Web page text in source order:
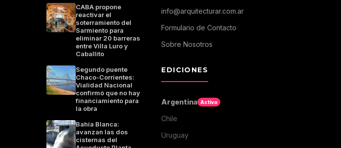
CABA propone
reactivar el
soterramiento del
Sarmiento para
eliminar 20 barreras
entre Villa Luro y
Caballito
Segundo puente
Chaco-Corrientes:
Vialidad Nacional
confirmó que no hay
financiamiento para
la obra
Bahía Blanca:
avanzan las dos
cisternas del
info@arquitecturar.com.ar
Formulario de Contacto
Sobre Nosotros
EDICIONES
Argentina Activo
Chile
Uruguay